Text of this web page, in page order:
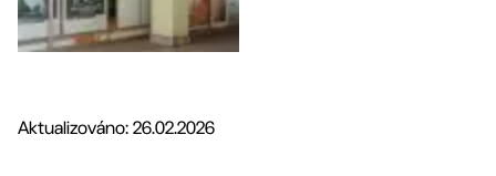
Aktualizováno: 26.02.2026